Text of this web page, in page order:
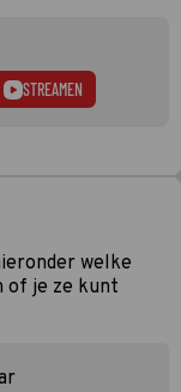
STREAMEN
welke
of je ze kunt